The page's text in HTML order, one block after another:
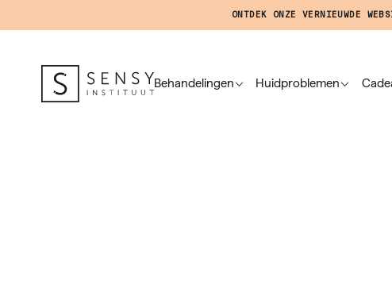
ONTDEK ONZE VERNIEUWDE
Behandelingen Huidproblemen